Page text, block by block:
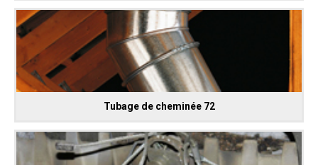
Tubage de cheminée 72